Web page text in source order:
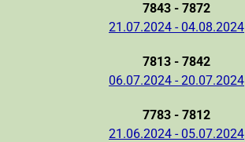
7843 - 7872
21.07.2024 - 04.08.2024
7813 - 7842
06.07.2024 - 20.07.2024
7783 - 7812
21.06.2024 - 05.07.2024